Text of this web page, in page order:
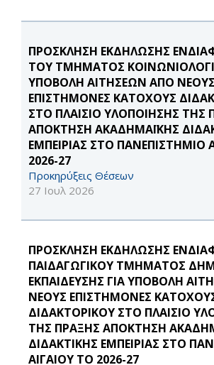
ΠΡΟΣΚΛΗΣΗ ΕΚΔΗΛΩΣΗΣ
ΤΟΥ ΤΜΗΜΑΤΟΣ
ΥΠΟΒΟΛΗ ΑΙΤΗΣΕΩΝ ΑΠΟ ΝΕΟΥΣ
ΕΠΙΣΤΗΜΟΝΕΣ ΚΑΤΟΧΟΥΣ
ΣΤΟ ΠΛΑΙΣΙΟ ΥΛΟΠΟΙΗΣΗΣ ΤΗΣ
ΑΠΟΚΤΗΣΗ ΑΚΑΔΗΜΑΪΚΗΣ
ΕΜΠΕΙΡΙΑΣ ΣΤΟ ΠΑΝΕΠΙΣΤΗΜΙΟ
2026-27
Προκηρύξεις Θέσεων
27 Ιουλ 2026
ΠΡΟΣΚΛΗΣΗ ΕΚΔΗΛΩΣΗΣ
ΠΑΙΔΑΓΩΓΙΚΟΥ ΤΜΗΜΑΤΟΣ
ΕΚΠΑΙΔΕΥΣΗΣ ΓΙΑ ΥΠΟΒΟΛΗ
ΝΕΟΥΣ ΕΠΙΣΤΗΜΟΝΕΣ
ΔΙΔΑΚΤΟΡΙΚΟΥ ΣΤΟ ΠΛΑΙΣΙΟ
ΤΗΣ ΠΡΑΞΗΣ ΑΠΟΚΤΗΣΗ
ΔΙΔΑΚΤΙΚΗΣ ΕΜΠΕΙΡΙΑΣ ΣΤΟ
ΑΙΓΑΙΟΥ ΤΟ 2026-27